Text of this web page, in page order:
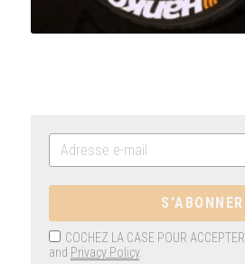
S'ABONNER
COCHEZ LA CASE POUR ACCEPTER
and Privacy Policy.